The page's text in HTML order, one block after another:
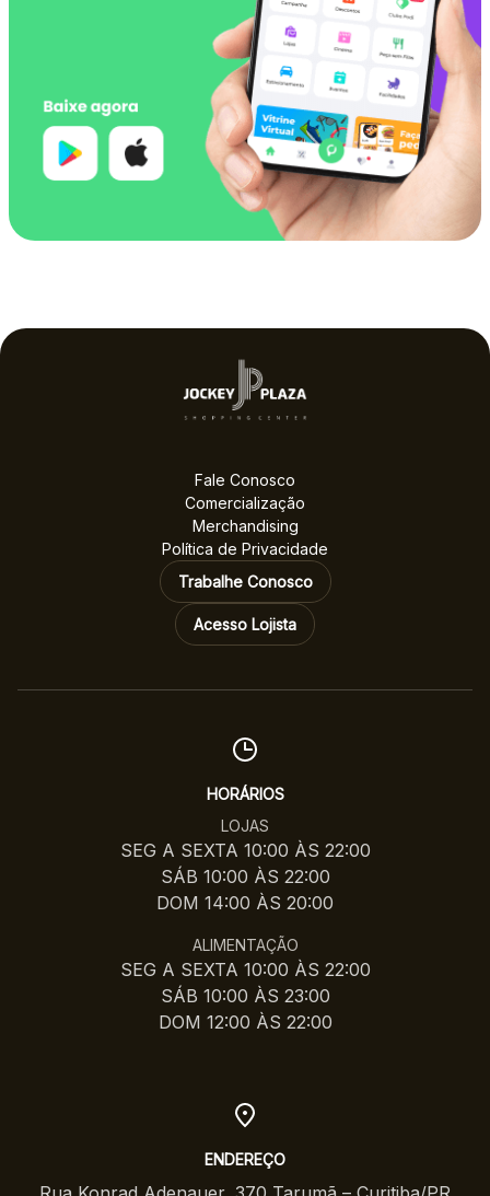
Fale Conosco
Comercialização
Merchandising
Política de Privacidade
Trabalhe Conosco
Acesso Lojista
HORÁRIOS
LOJAS
SEG A SEXTA 10:00 ÀS 22:00
SÁB 10:00 ÀS 22:00
DOM 14:00 ÀS 20:00
ALIMENTAÇÃO
SEG A SEXTA 10:00 ÀS 22:00
SÁB 10:00 ÀS 23:00
DOM 12:00 ÀS 22:00
ENDEREÇO